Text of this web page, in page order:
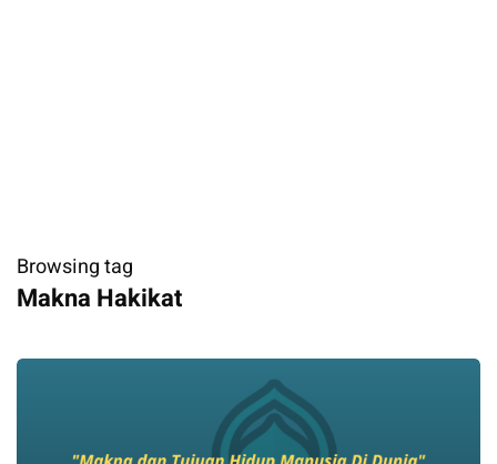
Browsing tag
Makna Hakikat